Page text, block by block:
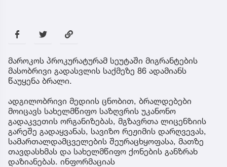
მაროკოს პროკურატურამ სეუტაში მიგრანტების
მასობრივი გადასვლის საქმეზე 86 ადამიანს
წაუყენა ბრალი.
ადგილობრივი მედიის ცნობით, ბრალდებები
მოიცავს სახელმწიფო საზღვრის უკანონო
გადაკვეთის ორგანიზებას, მგზავრთა ლიცენზიის
გარეშე გადაყვანას, სავიზო რეჟიმის დარღვევას,
სამართალდამცველების შეურაცხყოფასა, მათზე
თავდასხმას და სახელმწიფო ქონების განზრახ
დაზიანებას. ინფორმაციას